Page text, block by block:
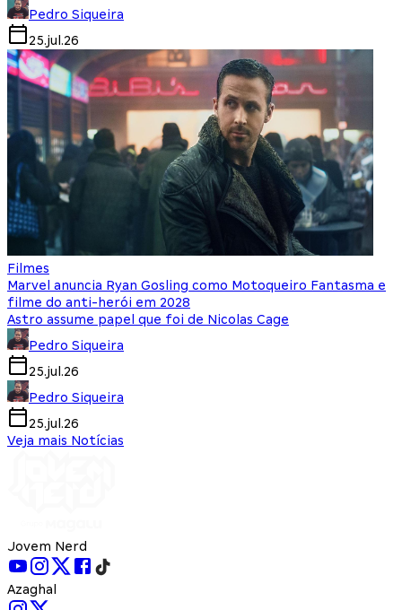
Pedro Siqueira
25.jul.26
Filmes
Marvel anuncia Ryan Gosling como Motoqueiro Fantasma e
filme do anti-herói em 2028
Astro assume papel que foi de Nicolas Cage
Pedro Siqueira
25.jul.26
Pedro Siqueira
25.jul.26
Veja mais Notícias
Jovem Nerd
Azaghal